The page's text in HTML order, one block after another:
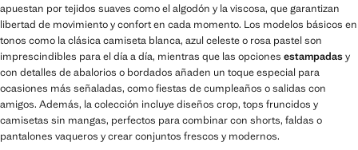
apuestan por tejidos suaves como el algodón y la viscosa, que garantizan
libertad de movimiento y confort en cada momento. Los modelos básicos en
tonos como la clásica camiseta blanca, azul celeste o rosa pastel son
imprescindibles para el día a día, mientras que las opciones estampadasy
con detalles de abalorios o bordados añaden un toque especial para
ocasiones más señaladas, como fiestas de cumpleaños o salidas con
amigos. Además, la colección incluye diseños crop, tops fruncidos y
camisetas sin mangas, perfectos para combinar con shorts, faldas o
pantalones vaqueros y crear conjuntos frescos y modernos.